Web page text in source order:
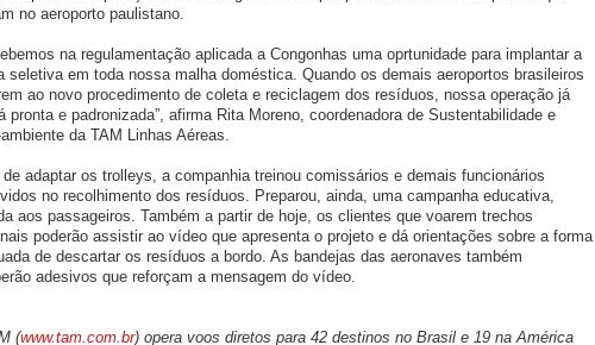
no aeroporto paulistano.
na regulamentação aplicada a Congonhas uma oprtunidade para implantar a
seletiva em toda nossa malha doméstica. Quando os demais aeroportos brasileiros
ao novo procedimento de coleta e reciclagem dos resíduos, nossa operação já
pronta e padronizada”, afirma Rita Moreno, coordenadora de Sustentabilidade e
ambiente da TAM Linhas Aéreas.
adaptar os trolleys, a companhia treinou comissários e demais funcionários
no recolhimento dos resíduos. Preparou, ainda, uma campanha educativa,
aos passageiros. Também a partir de hoje, os clientes que voarem trechos
poderão assistir ao vídeo que apresenta o projeto e dá orientações sobre a forma
de descartar os resíduos a bordo. As bandejas das aeronaves também
adesivos que reforçam a mensagem do vídeo.
(www.tam.com.br) opera voos diretos para 42 destinos no Brasil e 19 na América